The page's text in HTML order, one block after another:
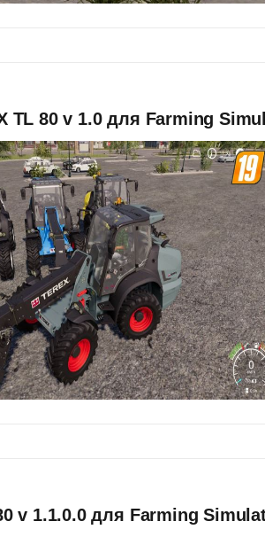
TL 80 v 1.0 для Farming
v 1.1.0.0 для Farming